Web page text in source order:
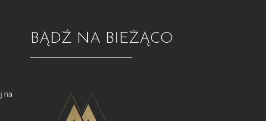
BĄDŹ NA BIEŻĄCO
na